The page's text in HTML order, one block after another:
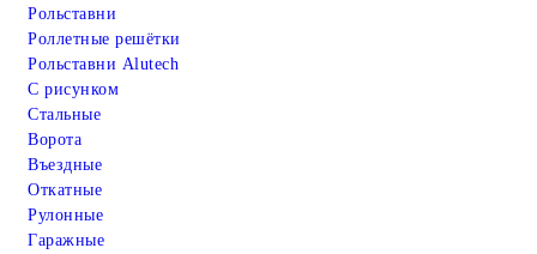
Рольставни
Роллетные решётки
Рольставни Alutech
С рисунком
Стальные
Ворота
Въездные
Откатные
Рулонные
Гаражные